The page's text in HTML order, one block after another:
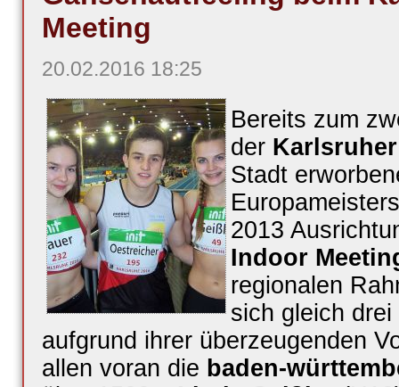
Meeting
20.02.2016 18:25
Bereits zum
der
Stadt
2013
Indoor
regionalen
sich gleich
aufgrund ihrer überzeugenden
allen voran die baden-